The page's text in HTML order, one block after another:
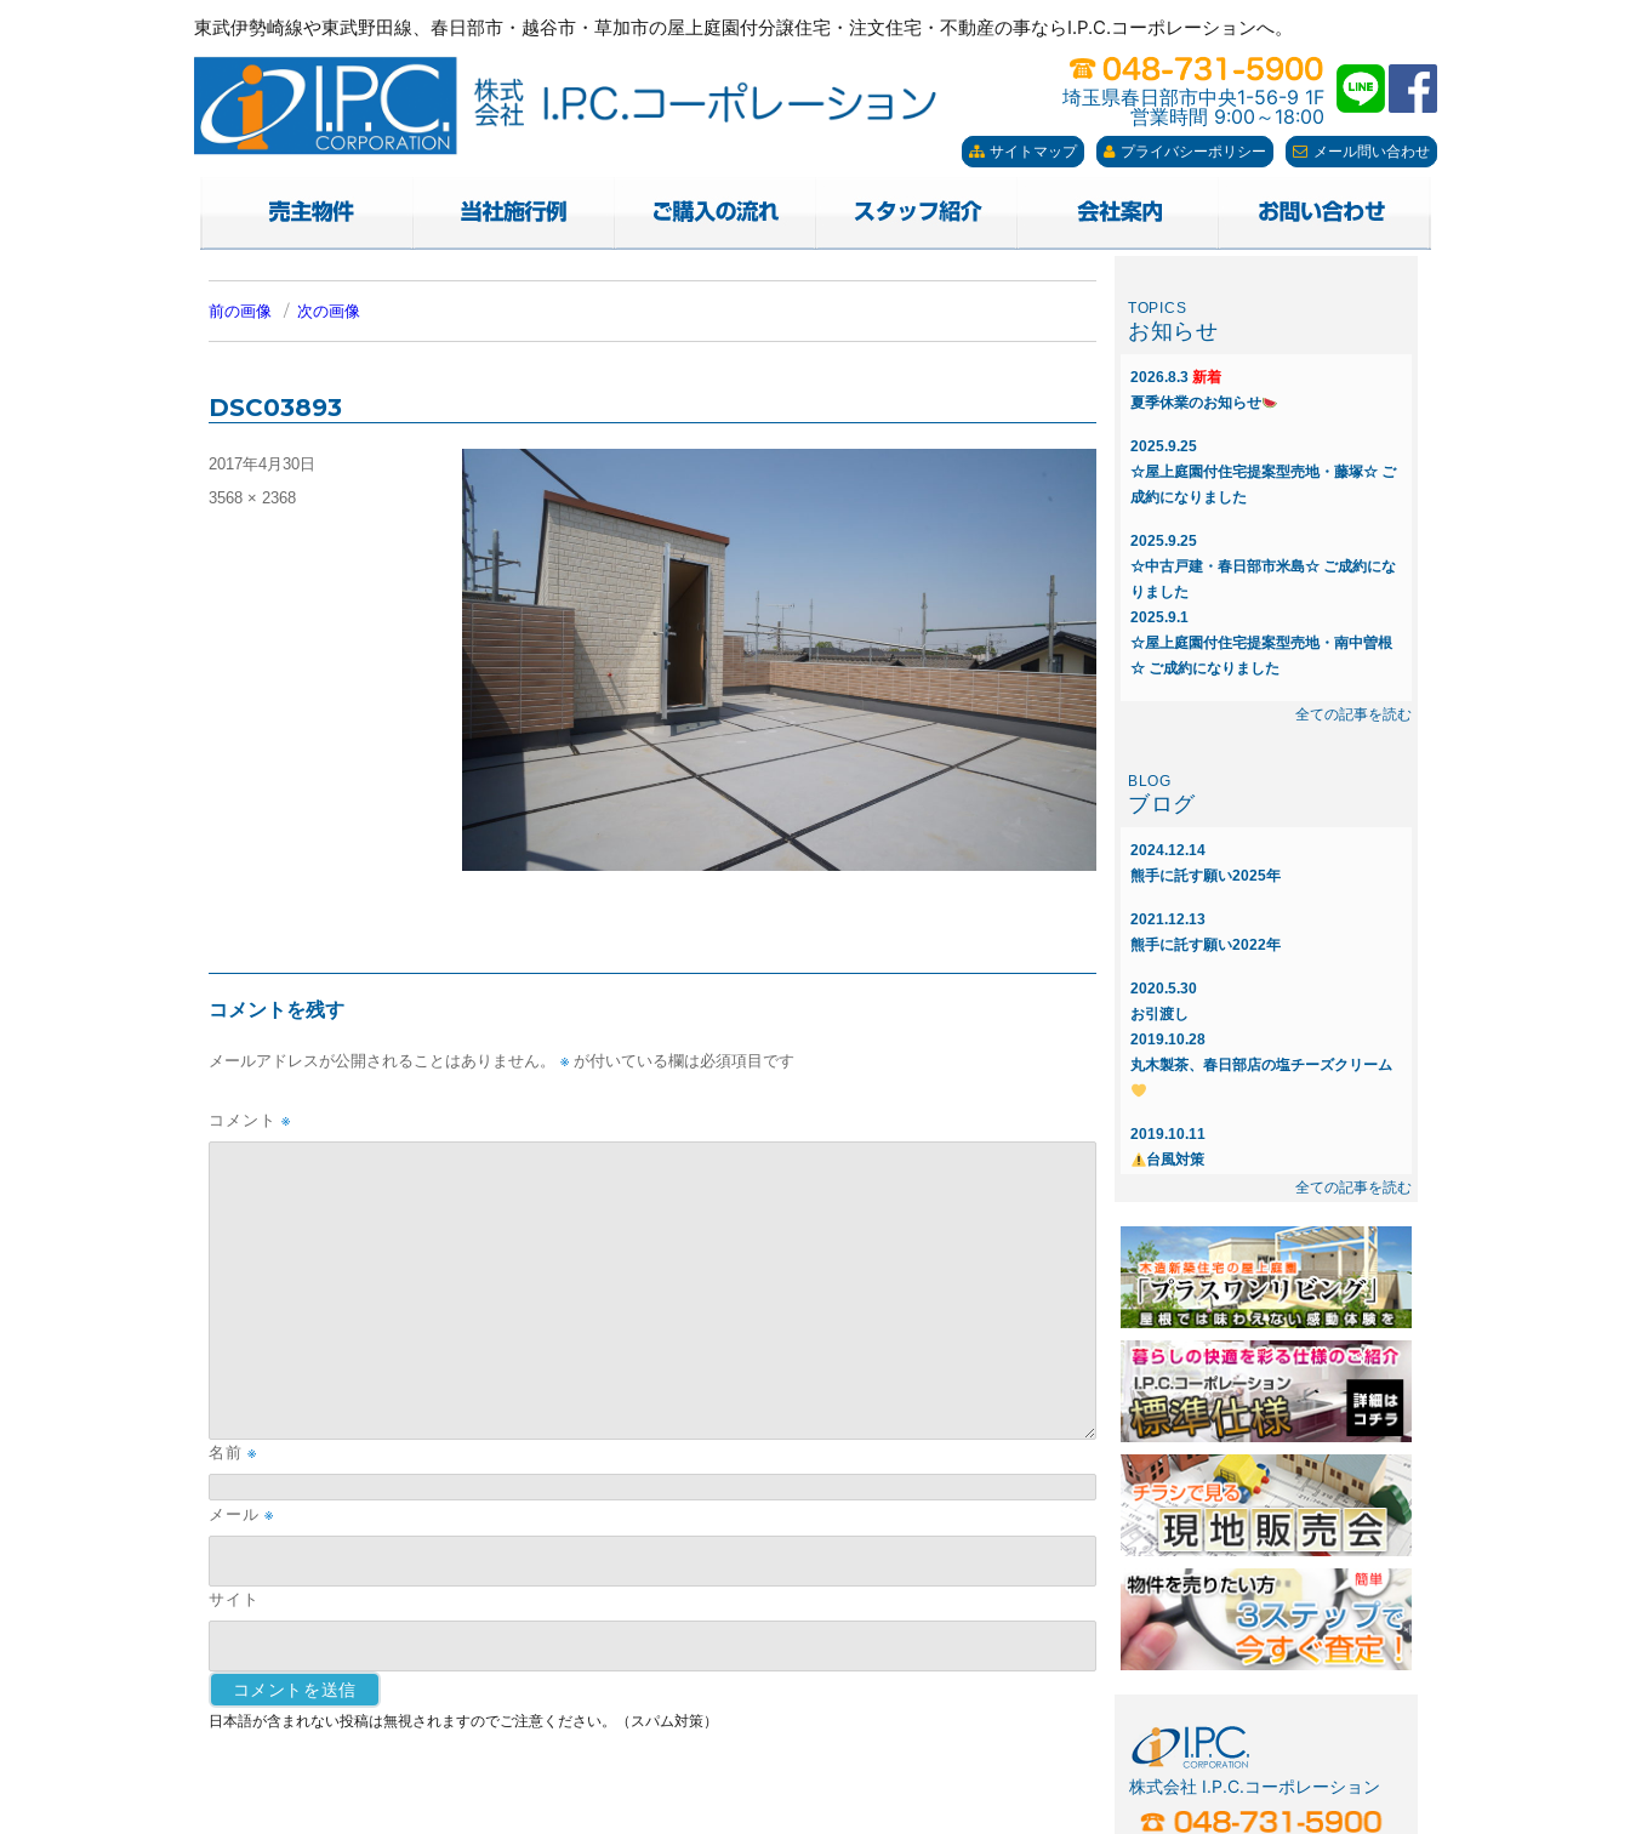
東武伊勢崎線や東武野田線、春日部市・越谷市・草加市の屋上庭園付分譲住宅・注文住宅・不動産の事ならI.P.C.コーポレーションへ。
春日部・越谷・草加の不動産。I.P.C.コーポレーション。屋上庭園も
東武伊勢崎線や東武野田線.春日部市・越谷市・草加市の屋上庭園付分譲住宅・注文住宅・不動産の事ならI.P.C.コーポレーションへ。
埼玉県春日部市中央1-56-9 1F
営業時間 9:00～18:00
サイトマップ プライバシーポリシー メール問い合わせ
前の画像 次の画像
DSC03893
投
稿
2017年4月30日
フ
3568 × 2368
コメントを残す
メールアドレスが公開されることはありません。 ※が付いている欄は必須項目です
コメント ※
名前 ※
メール ※
サイト
日本語が含まれない投稿は無視されますのでご注意ください。（スパム対策）
お知らせ
2026.8.3 新着
夏季休業のお知らせ
2025.9.25
☆屋上庭園付住宅提案型売地・藤塚☆ ご
成約になりました
2025.9.25
☆中古戸建・春日部市米島☆ ご成約にな
りました
2025.9.1
☆屋上庭園付住宅提案型売地・南中曽根
☆ ご成約になりました
2025.6.16
型・売地～インフィニガーデン藤塚Q
ご紹介～
2025.6.16
◇◆新規物件◆◇屋上庭園付住宅提案
根 ご紹介～
2025.5.29
☆屋上庭園付住宅提案型売地・新宿新田
☆ ご成約になりました
2025.5.8
☆インフィニガーデン下間久里☆ ご成約
2025.2.21
◇◆新規物件◆◇屋上庭園付住宅提案
型・売地～インフィニガーデン川口・東
内野 ご紹介～
全ての記事を読む
ブログ
2024.12.14
熊手に託す願い2025年
2021.12.13
熊手に託す願い2022年
2020.5.30
お引渡し
2019.10.28
丸木製茶、春日部店の塩チーズクリーム
2019.10.11
台風対策
忘れもの
2019.7.14
花風、OPEN！
2019.7.12
丸木製茶、春日部にOPEN！
2019.2.17
屋上プラン－Dog Garden－
2018.12.10
十日市
全ての記事を読む
株式会社 I.P.C.コーポレーション